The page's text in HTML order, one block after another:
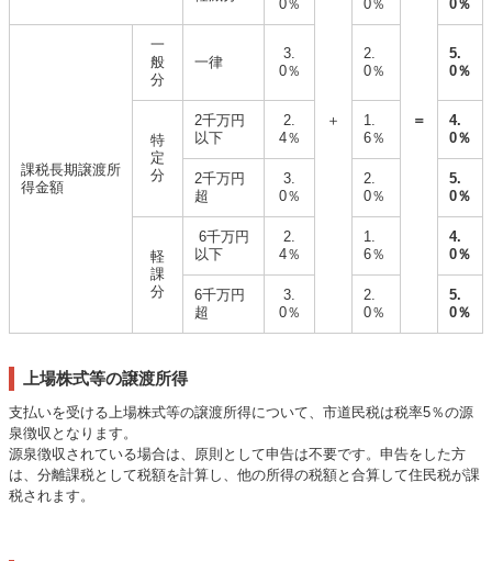
＋ ＝
0％ 0％ 0％
課税長期譲渡所
得金額
一
般
分
一律
3.
0％
2.
0％
5.
0％
特
定
分
2千万円
以下
2.
4％
1.
6％
4.
0％
2千万円
超
3.
0％
2.
0％
5.
0％
軽
課
分
6千万円
以下
2.
4％
1.
6％
4.
0％
6千万円
超
3.
0％
2.
0％
5.
0％
上場株式等の譲渡所得
支払いを受ける上場株式等の譲渡所得について、市道民税は税率5％の源
泉徴収となります。
源泉徴収されている場合は、原則として申告は不要です。申告をした方
は、分離課税として税額を計算し、他の所得の税額と合算して住民税が課
税されます。